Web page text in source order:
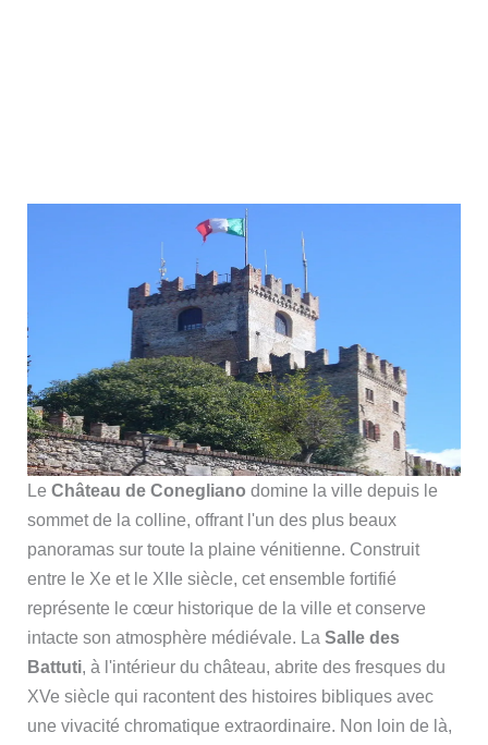
Le Château de Conegliano domine la ville depuis le
sommet de la colline, offrant l'un des plus beaux
panoramas sur toute la plaine vénitienne. Construit
entre le Xe et le XIIe siècle, cet ensemble fortifié
représente le cœur historique de la ville et conserve
intacte son atmosphère médiévale. La Salle des
Battuti, à l'intérieur du château, abrite des fresques du
XVe siècle qui racontent des histoires bibliques avec
une vivacité chromatique extraordinaire. Non loin de là,